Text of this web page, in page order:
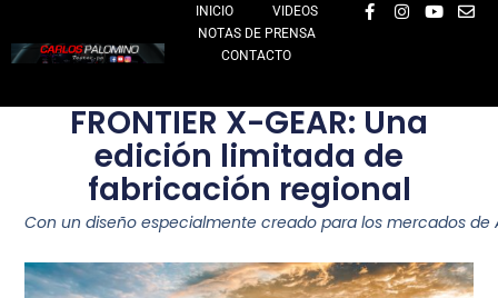
al
contenido
INICIO
VIDEOS
NOTAS DE PRENSA
CONTACTO
F
a
o
k
-
f
I
n
r
a
m
Y
o
e
E
n
p
FRONTIER X-GEAR: Una
edición limitada de
fabricación regional
Con un diseño especialmente creado para los mercados